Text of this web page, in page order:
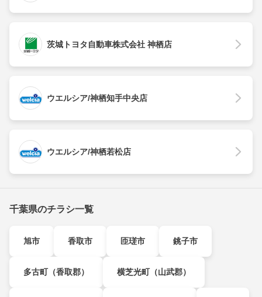
茨城トヨタ自動車株式会社 神栖店
ウエルシア/神栖知手中央店
ウエルシア/神栖若松店
千葉県のチラシ一覧
旭市 香取市 匝瑳市 銚子市
多古町（香取郡） 横芝光町（山武郡）